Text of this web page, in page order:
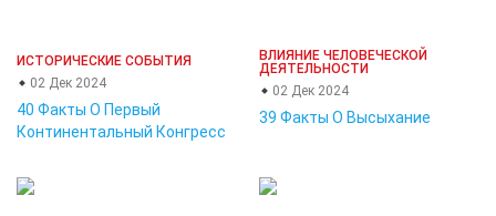
ИСТОРИЧЕСКИЕ СОБЫТИЯ
02 Дек 2024
40 Факты О Первый
Континентальный Конгресс
ВЛИЯНИЕ ЧЕЛОВЕЧЕСКОЙ
ДЕЯТЕЛЬНОСТИ
02 Дек 2024
39 Факты О Высыхание